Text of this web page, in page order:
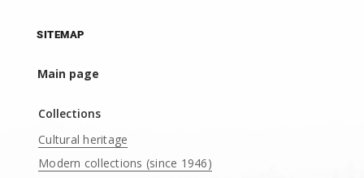
SITEMAP
Main page
Collections
Cultural heritage
Modern collections (since 1946)